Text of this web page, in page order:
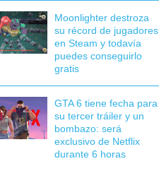
Moonlighter destroza
su récord de jugadores
en Steam y todavía
puedes conseguirlo
gratis
GTA 6 tiene fecha para
su tercer tráiler y un
bombazo: será
exclusivo de Netflix
durante 6 horas